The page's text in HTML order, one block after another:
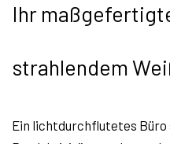
Ihr
strahlendem
Ein lichtdurchflutetes